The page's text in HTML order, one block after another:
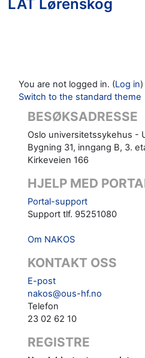
LAT Lørenskog
You are not logged in. (Log in)
Switch to the standard theme
BESØKSADRESSE
Oslo universitetssykehus -
Bygning 31, inngang B, 3.
Kirkeveien 166
HJELP MED
Portal-support
Support tlf. 95251080
Om NAKOS
KONTAKT OSS
E-post
nakos@ous-hf.no
Telefon
23 02 62 10
REGISTRE